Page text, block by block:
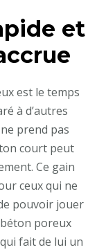
et
est le temps
à d’autres
prend pas
court peut
Ce gain
ceux qui ne
pouvoir jouer
poreux
fait de lui un